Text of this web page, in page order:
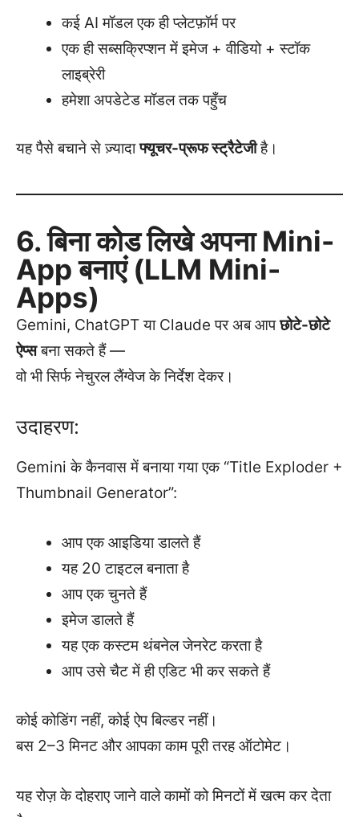
कई AI मॉडल एक ही प्लेटफ़ॉर्म पर
एक ही सब्सक्रिप्शन में इमेज + वीडियो + स्टॉक
लाइब्रेरी
हमेशा अपडेटेड मॉडल तक पहुँच
यह पैसे बचाने से ज़्यादाफ्यूचर-प्रूफ स्ट्रैटेजीहै।
6. बिना कोड लिखे अपना Mini-
App बनाएं (LLM Mini-
Apps)
Gemini, ChatGPT या Claude पर अब आपछोटे-छोटे
ऐप्सबना सकते हैं —
वो भी सिर्फ नेचुरल लैंग्वेज के निर्देश देकर।
उदाहरण:
Gemini के कैनवास में बनाया गया एक “Title Exploder +
Thumbnail Generator”:
आप एक आइडिया डालते हैं
यह 20 टाइटल बनाता है
आप एक चुनते हैं
इमेज डालते हैं
यह एक कस्टम थंबनेल जेनरेट करता है
आप उसे चैट में ही एडिट भी कर सकते हैं
कोई कोडिंग नहीं, कोई ऐप बिल्डर नहीं।
बस 2–3 मिनट और आपका काम पूरी तरह ऑटोमेट।
यह रोज़ के दोहराए जाने वाले कामों को मिनटों में खत्म कर देता